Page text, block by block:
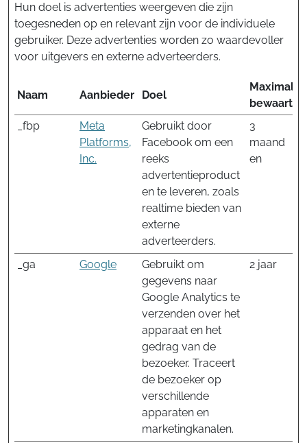
Hun doel is advertenties weergeven die zijn
toegesneden op en relevant zijn voor de individuele
gebruiker. Deze advertenties worden zo waardevoller
voor uitgevers en externe adverteerders.
Naam Aanbieder Doel
Maximale
_fbp
Meta
Platforms,
Inc.
Gebruikt door
Facebook om een
reeks
advertentieproduct
en te leveren, zoals
realtime bieden van
externe
adverteerders.
3
maand
en
_ga Google
Gebruikt om
gegevens naar
Google Analytics te
verzenden over het
apparaat en het
gedrag van de
bezoeker. Traceert
de bezoeker op
verschillende
apparaten en
marketingkanalen.
2 jaar